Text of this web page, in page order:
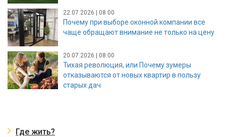
22.07.2026 | 08:00
Почему при выборе оконной компании все
чаще обращают внимание не только на цену
20.07.2026 | 08:00
Тихая революция, или Почему зумеры
отказываются от новых квартир в пользу
старых дач
Где жить?